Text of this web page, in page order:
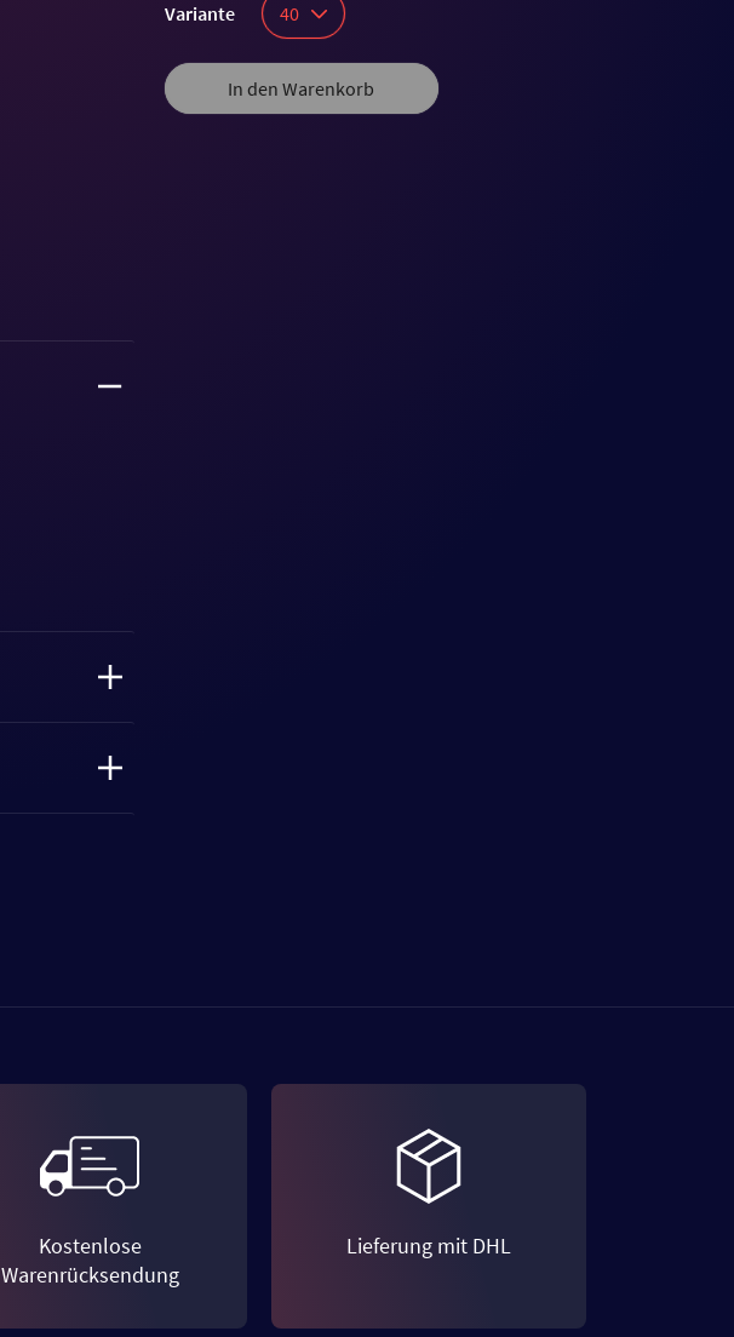
Variante 40
In den Warenkorb
Kostenlose
Warenrücksendung
Lieferung mit DHL